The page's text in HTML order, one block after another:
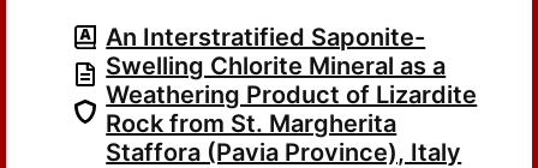
An Interstratified Saponite-
Swelling Chlorite Mineral as a
Weathering Product of Lizardite
Rock from St. Margherita
Staffora (Pavia Province), Italy